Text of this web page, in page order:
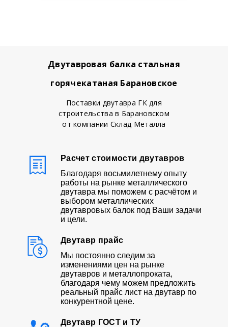
Двутавровая балка стальная
горячекатаная Барановское
Поставки двутавра ГК для
строительства в Барановском
от компании Склад Металла
Расчет стоимости двутавров
Благодаря восьмилетнему опыту
работы на рынке металлического
двутавра мы поможем с расчётом и
выбором металлических
двутавровых балок под Ваши задачи
и цели.
Двутавр прайс
Мы постоянно следим за
изменениями цен на рынке
двутавров и металлопроката,
благодаря чему можем предложить
реальный прайс лист на двутавр по
конкурентной цене.
Двутавр ГОСТ и ТУ